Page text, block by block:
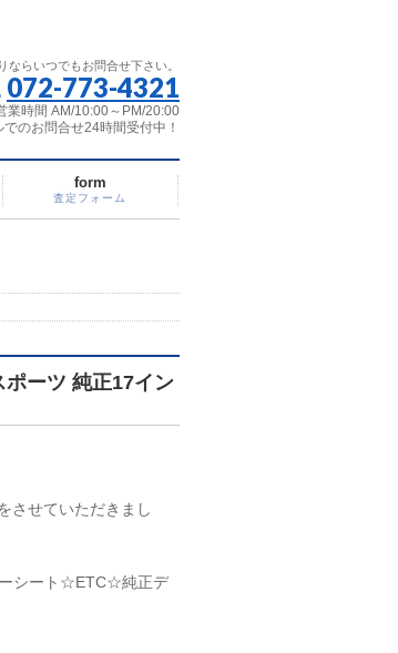
ならいつでもお問合せ下さい。
072-773-4321
業時間 AM/10:00～PM/20:00
でのお問合せ24時間受付中！
form
査定フォーム
ーツ 純正17イン
させていただきまし
シート☆ETC☆純正デ